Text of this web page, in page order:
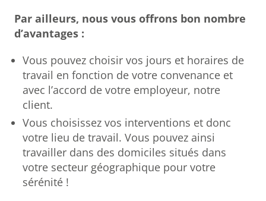
Par ailleurs, nous vous offrons bon nombre
d’avantages :
Vous pouvez choisir vos jours et horaires de
travail en fonction de votre convenance et
avec l’accord de votre employeur, notre
client.
Vous choisissez vos interventions et donc
votre lieu de travail. Vous pouvez ainsi
travailler dans des domiciles situés dans
votre secteur géographique pour votre
sérénité !